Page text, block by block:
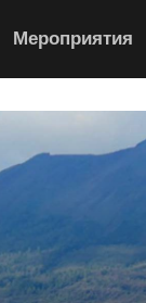
Мероприятия